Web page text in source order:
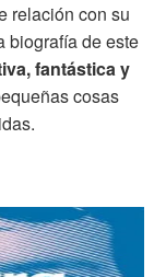
relación con su
biografía de este
fantástica y
cosas